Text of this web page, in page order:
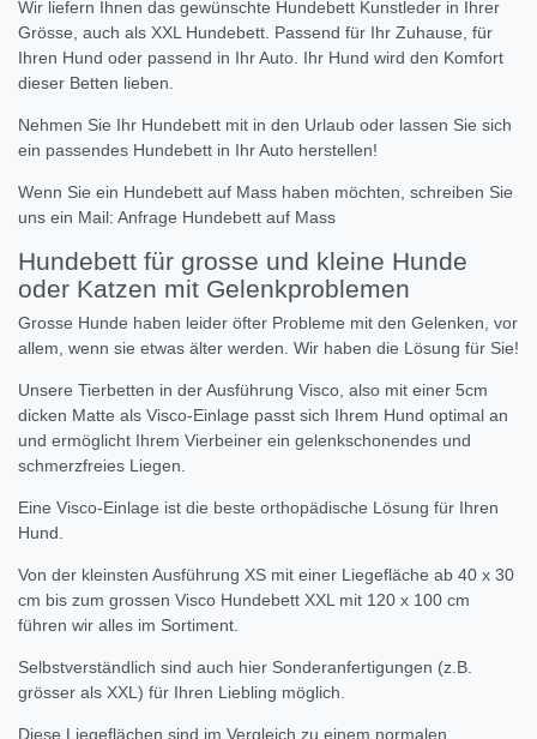
Wir liefern Ihnen das gewünschte Hundebett Kunstleder in Ihrer
Grösse, auch als XXL Hundebett. Passend für Ihr Zuhause, für
Ihren Hund oder passend in Ihr Auto. Ihr Hund wird den Komfort
dieser Betten lieben.
Nehmen Sie Ihr Hundebett mit in den Urlaub oder lassen Sie sich
ein passendes Hundebett in Ihr Auto herstellen!
Wenn Sie ein Hundebett auf Mass haben möchten, schreiben Sie
uns ein Mail: Anfrage Hundebett auf Mass
Hundebett für grosse und kleine Hunde
oder Katzen mit Gelenkproblemen
Grosse Hunde haben leider öfter Probleme mit den Gelenken, vor
allem, wenn sie etwas älter werden. Wir haben die Lösung für Sie!
Unsere Tierbetten in der Ausführung Visco, also mit einer 5cm
dicken Matte als Visco-Einlage passt sich Ihrem Hund optimal an
und ermöglicht Ihrem Vierbeiner ein gelenkschonendes und
schmerzfreies Liegen.
Eine Visco-Einlage ist die beste orthopädische Lösung für Ihren
Hund.
Von der kleinsten Ausführung XS mit einer Liegefläche ab 40 x 30
cm bis zum grossen Visco Hundebett XXL mit 120 x 100 cm
führen wir alles im Sortiment.
Selbstverständlich sind auch hier Sonderanfertigungen (z.B.
grösser als XXL) für Ihren Liebling möglich.
Diese Liegeflächen sind im Vergleich zu einem normalen